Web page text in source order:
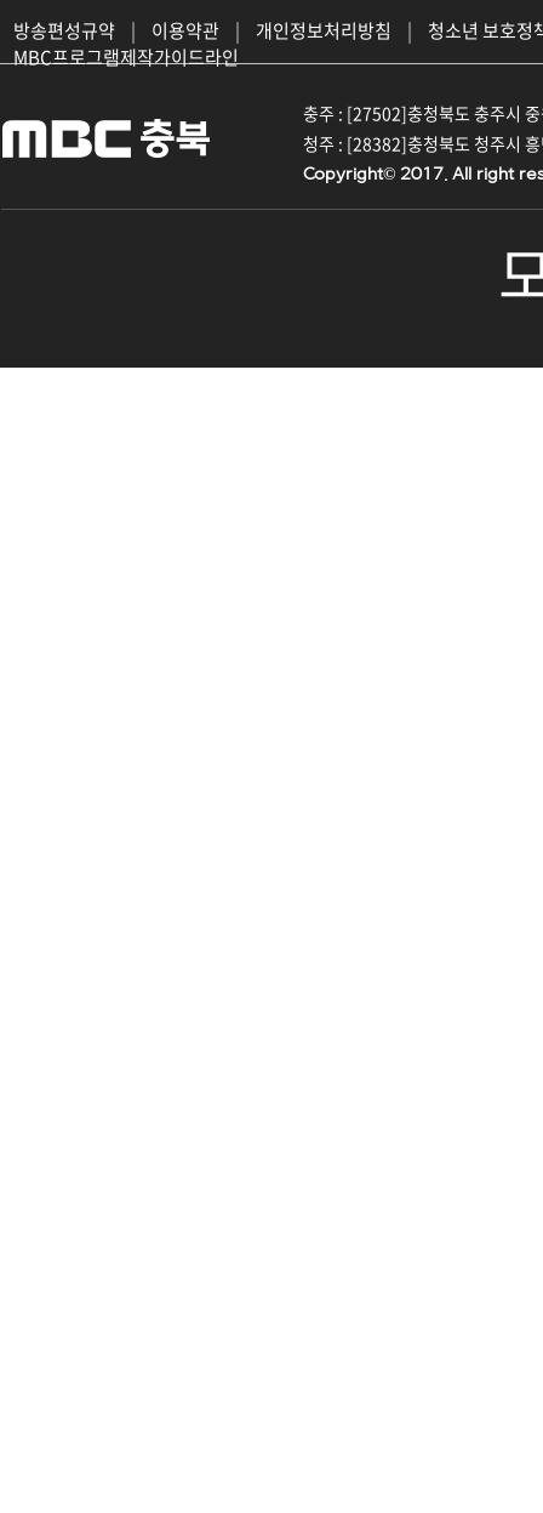
방송편성규약 | 이용약관 | 개인정보처리방침 |
청소년 보호정
MBC프로그램제작가이드라인
충주 : [27502]충청북도 충주시
청주 : [28382]충청북도 청주시
Copyright© 2017. All right